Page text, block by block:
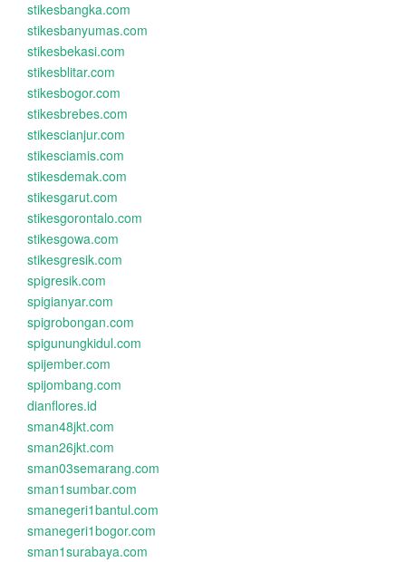
stikesbangka.com
stikesbanyumas.com
stikesbekasi.com
stikesblitar.com
stikesbogor.com
stikesbrebes.com
stikescianjur.com
stikesciamis.com
stikesdemak.com
stikesgarut.com
stikesgorontalo.com
stikesgowa.com
stikesgresik.com
spigresik.com
spigianyar.com
spigrobongan.com
spigunungkidul.com
spijember.com
spijombang.com
dianflores.id
sman48jkt.com
sman26jkt.com
sman03semarang.com
sman1sumbar.com
smanegeri1bantul.com
smanegeri1bogor.com
sman1surabaya.com